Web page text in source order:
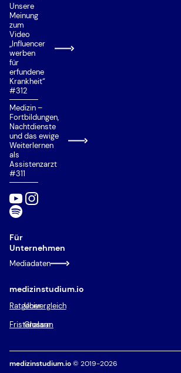
Unsere
Meinung
zum
Video
„Influencer
werben
für
erfundene
Krankheit“
#312
Medizin –
Fortbildungen,
Nachtdienste
und das ewige
Weiterlernen
als
Assistenzarzt
#311
medizinstudium.io
Ratgeber
Univergleich
Fristenalarm
Glossar
Für
Unternehmen
Mediadaten
medizinstudium.io© 2019-2026